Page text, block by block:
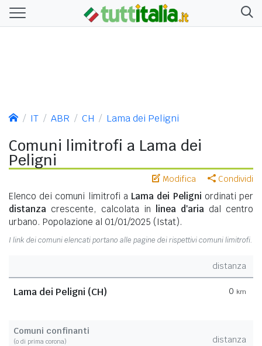
IT ABR CH Lama dei Peligni
Comuni limitrofi a Lama dei
Peligni
Modifica Condividi
Elenco dei comuni limitrofi a Lama dei Peligni ordinati per
distanza crescente, calcolata in linea d'aria dal centro
urbano. Popolazione al 01/01/2025 (Istat).
I link dei comuni elencati portano alle pagine dei rispettivi comuni limitrofi.
distanza
Lama dei Peligni (CH) 0 km
Comuni confinanti
(o di prima corona) distanza